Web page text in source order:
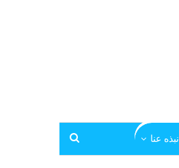
نبذه عنا